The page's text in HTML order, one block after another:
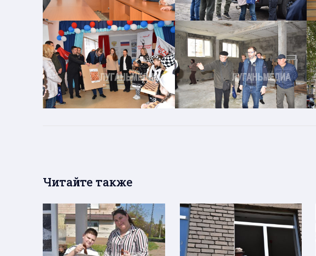
Читайте также